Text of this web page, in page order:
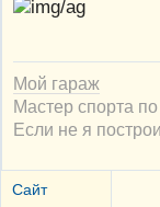
Мой гараж
Мастер спорта
Если не я
Сайт